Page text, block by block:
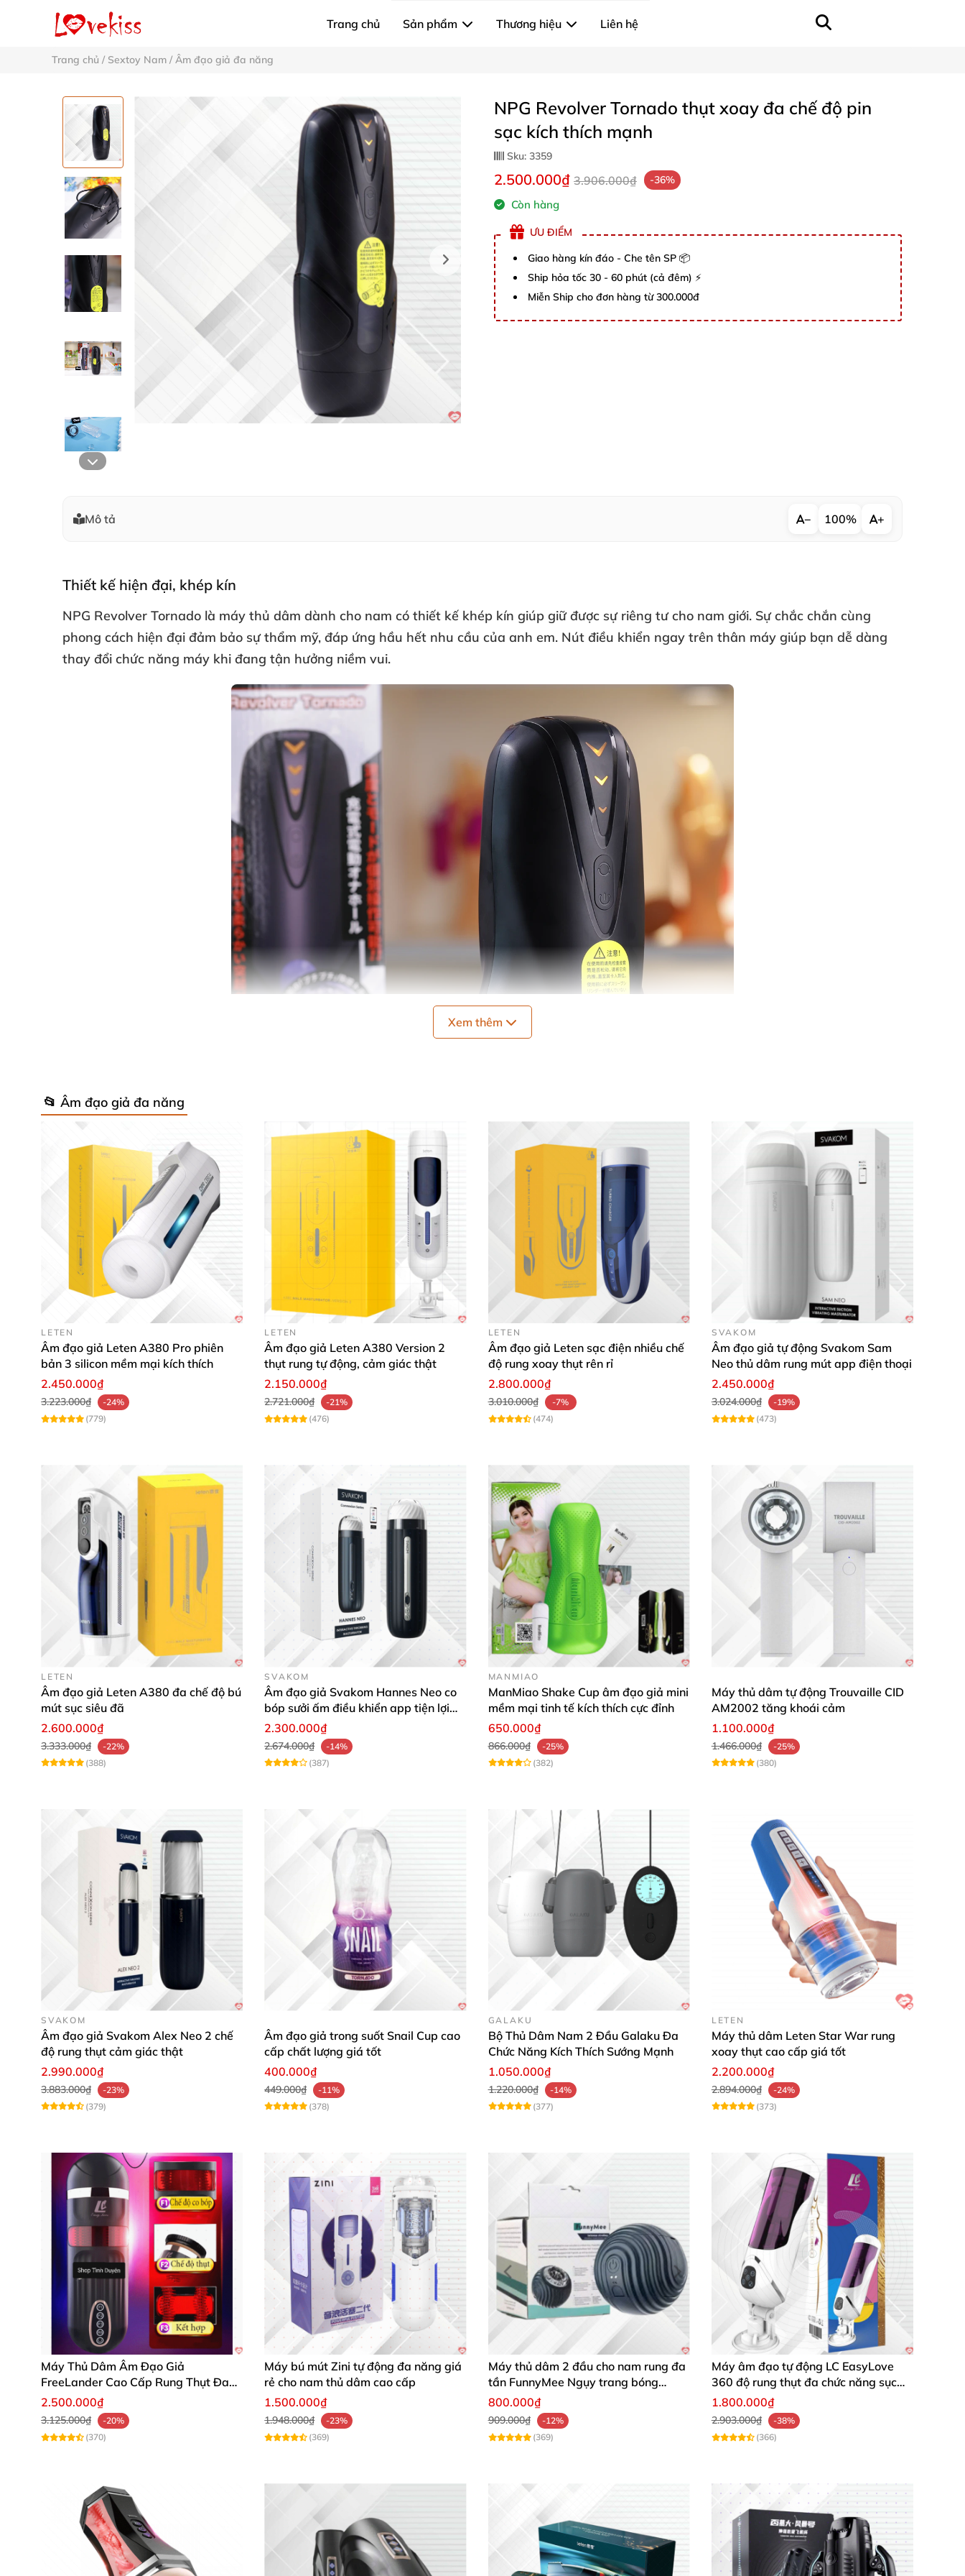
Trang chủ Sản phẩm Thương hiệu Liên hệ
Trang chủ / Sextoy Nam / Âm đạo giả đa năng
NPG Revolver Tornado thụt xoay đa chế độ pin
sạc kích thích mạnh
Sku: 3359
2.500.000₫ 3.906.000₫ -36%
Còn hàng
ƯU ĐIỂM
Giao hàng kín đáo - Che tên SP 📦
Ship hỏa tốc 30 - 60 phút (cả đêm) ⚡
Miễn Ship cho đơn hàng từ 300.000đ
Mô tả − 100% +
Thiết kế hiện đại, khép kín
NPG Revolver Tornado là máy thủ dâm dành cho nam có thiết kế khép kín giúp giữđược sự riêng tư cho nam giới. Sự chắc chắn cùng
phong cách hiện đại đảm bảo sự thẩm mỹ, đáp ứng hầu hết nhu cầu của anh em. Nút điều khiển ngay trên thân máy giúp bạn dễ dàng
thay đổi chức năng máy khi đang tận hưởng niềm vui.
Phần nắp đậy an toàn chống bụi có thể tháo để lấy phần lõi bên trong ra khi cần vệ sinh . Chiều dài lõi là 12.5cm phù hợp
nhỏ" của anh em, kết hợp chế độ thụt sẽ cho kích thích khoái cảm hoàn hảo.
Silicone mềm mại êm ái
Phần lõi cấu tạo gai nhỏ li ti giúp tăng ma sát lên dương vật , giúp bạn có cảm giác như đang bên trong cấu trúc âm đạođể dễ dàng lên đi.
Siliconemềm mại êm áitạo cảm giác thoải máiđể anh em tận hưởng niềm vui một cách trọn vẹn nhất.
Xem thêm
📂 Âm đạo giả đa năng
LETEN
Âm đạo giả Leten A380 Pro phiên
bản 3 silicon mềm mại kích thích
2.450.000₫
3.223.000₫
-24%
(779)
LETEN
Âm đạo giả Leten A380 Version 2
thụt rung tự động, cảm giác thật
2.150.000₫
2.721.000₫
-21%
(476)
LETEN
Âm đạo giả Leten sạc điện nhiều chế
độ rung xoay thụt rên rỉ
2.800.000₫
3.010.000₫
-7%
(474)
SVAKOM
Âm đạo giả tự động Svakom Sam
Neo thủ dâm rung mút app điện thoại
2.450.000₫
3.024.000₫
-19%
(473)
LETEN
Âm đạo giả Leten A380 đa chế độ bú
mút sục siêu đã
2.600.000₫
3.333.000₫
-22%
(388)
SVAKOM
Âm đạo giả Svakom Hannes Neo co
bóp sưởi ấm điều khiển app tiện lợi
kích thích mạnh mẽ
2.300.000₫
2.674.000₫
-14%
(387)
MANMIAO
ManMiao Shake Cup âm đạo giả mini
mềm mại tinh tế kích thích cực đỉnh
650.000₫
866.000₫
-25%
(382)
Máy thủ dâm tự động Trouvaille CID
AM2002 tăng khoái cảm
1.100.000₫
1.466.000₫
-25%
(380)
SVAKOM
Âm đạo giả Svakom Alex Neo 2 chế
độ rung thụt cảm giác thật
2.990.000₫
3.883.000₫
-23%
(379)
Âm đạo giả trong suốt Snail Cup cao
cấp chất lượng giá tốt
400.000₫
449.000₫
-11%
(378)
GALAKU
Bộ Thủ Dâm Nam 2 Đầu Galaku Đa
Chức Năng Kích Thích Sướng Mạnh
1.050.000₫
1.220.000₫
-14%
(377)
LETEN
Máy thủ dâm Leten Star War rung
xoay thụt cao cấp giá tốt
2.200.000₫
2.894.000₫
-24%
(373)
Máy Thủ Dâm Âm Đạo Giả
FreeLander Cao Cấp Rung Thụt Đa
Chức Năng
2.500.000₫
3.125.000₫
-20%
(370)
Máy bú mút Zini tự động đa năng giá
rẻ cho nam thủ dâm cao cấp
1.500.000₫
1.948.000₫
-23%
(369)
Máy thủ dâm 2 đầu cho nam rung đa
tần FunnyMee Ngụy trang bóng
Pokemon
800.000₫
909.000₫
-12%
(369)
Máy âm đạo tự động LC EasyLove
360 độ rung thụt đa chức năng sục
mạnh
1.800.000₫
2.903.000₫
-38%
(366)